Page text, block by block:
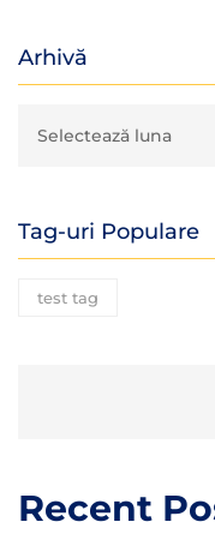
Arhivă
Tag-uri Populare
test tag
Recent